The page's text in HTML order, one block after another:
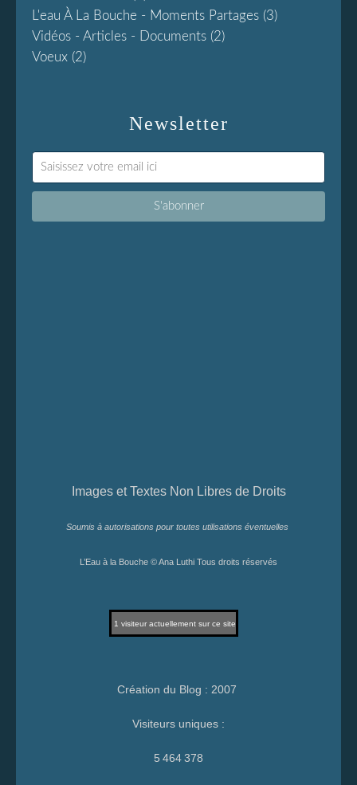
Newsletter
L'eau À La Bouche - Moments Partages (3)
Vidéos - Articles - Documents (2)
Voeux (2)
Images et Textes Non Libres de Droits
Soumis à autorisations pour toutes utilisations éventuelles
L’Eau à la Bouche © Ana Luthi Tous droits réservés
1 visiteur actuellement sur ce site
Création du Blog : 2007
Visiteurs uniques :
5 464 378